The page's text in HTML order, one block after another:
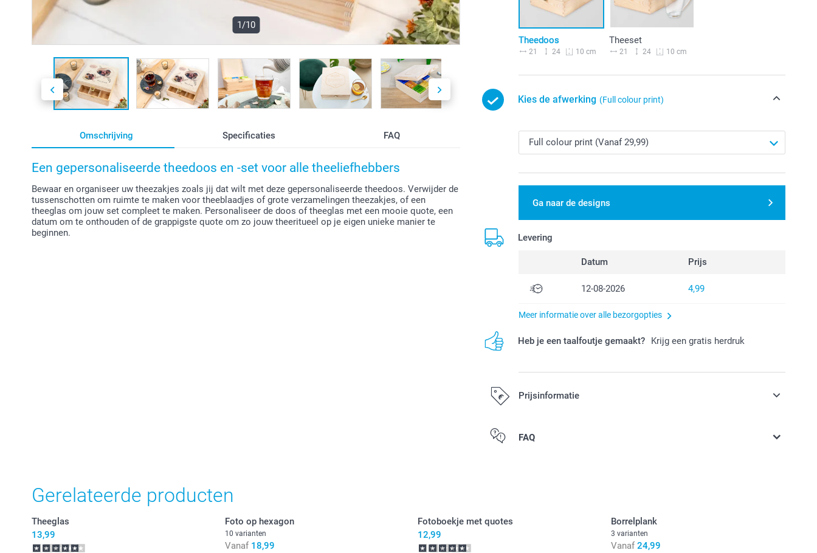
1/10
Omschrijving Specificaties FAQ
Een gepersonaliseerde theedoos en -set voor alle theeliefhebbers
Bewaar en organiseer uw theezakjes zoals jij dat wilt met deze gepersonaliseerde theedoos. Verwijder de
tussenschotten om ruimte te maken voor theeblaadjes of grote verzamelingen theezakjes, of een
theeglas om jouw set compleet te maken. Personaliseer de doos of theeglas met een mooie quote, een
datum om te onthouden of de grappigste quote om zo jouw theeritueel op je eigen unieke manier te
beginnen.
Theedoos
21 24 10 cm
Theeset
21 24 10 cm
Kies de afwerking (Full colour print)
Ga naar de designs
Levering
Datum Prijs
12-08-2026 4,99
Meer informatie over alle bezorgopties
Heb je een taalfoutje gemaakt? Krijg een gratis herdruk
Prijsinformatie
Alle prijzen zijn in EURO (€) inclusief BTW en exclusief verzendkosten.
FAQ
Gerelateerde producten
Theeglas
13,99
Foto op hexagon
10 varianten
Vanaf 18,99
Fotoboekje met quotes
12,99
Borrelplank
3 varianten
Vanaf 24,99